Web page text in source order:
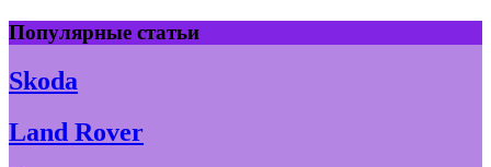
Skip
to
content
Популярные статьи
Skoda
Land Rover